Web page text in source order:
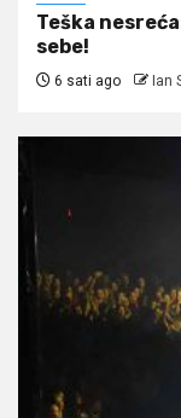
Teška
sebe!
6 sati ago Ian